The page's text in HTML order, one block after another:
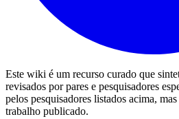
Este wiki é um recurso curado que
revisados por pares e pesquisadores
pelos pesquisadores listados acima,
trabalho publicado.